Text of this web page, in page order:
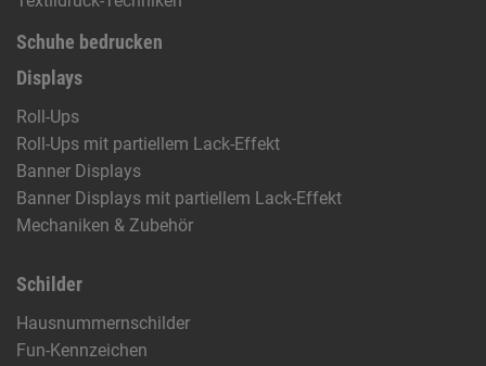
Schuhe bedrucken
Displays
Roll-Ups
Roll-Ups mit partiellem Lack-Effekt
Banner Displays
Banner Displays mit partiellem Lack-Effekt
Mechaniken & Zubehör
Schilder
Hausnummernschilder
Fun-Kennzeichen